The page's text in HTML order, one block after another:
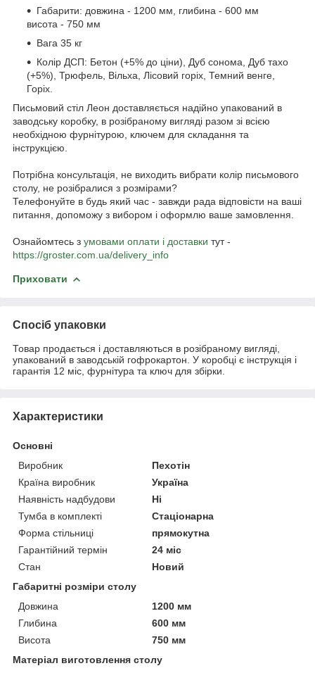
Габарити: довжина - 1200 мм, глибина - 600 мм
висота - 750 мм
Вага 35 кг
Колір ДСП: Бетон (+5% до ціни), Дуб сонома, Дуб тахо
(+5%), Трюфель, Вільха, Лісовий горіх, Темний венге,
Горіх.
Письмовий стіл Леон доставляється надійно упакований в
заводську коробку, в розібраному вигляді разом зі всією
необхідною фурнітурою, ключем для складання та
інструкцією.
Потрібна консультація, не виходить вибрати колір письмового
столу, не розібралися з розмірами?
Телефонуйте в будь який час - завжди рада відповісти на ваші
питання, допоможу з вибором і оформлю ваше замовлення.
Ознайомтесь з умовами оплати і доставки тут -
https://groster.com.ua/delivery_info
Приховати
Спосіб упаковки
Товар продається і доставляються в розібраному вигляді,
упакований в заводській гофрокартон. У коробці є інструкція і
гарантія 12 міс, фурнітура та ключ для збірки.
Характеристики
Основні
Виробник
Пехотін
Країна виробник
Україна
Наявність надбудови
Ні
Тумба в комплекті
Стаціонарна
Форма стільниці
прямокутна
Гарантійний термін
24 міс
Стан
Новий
Габаритні розміри столу
Довжина
1200 мм
Глибина
600 мм
Висота
750 мм
Матеріал виготовлення столу